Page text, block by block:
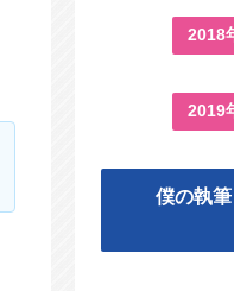
2018
2019
僕の執